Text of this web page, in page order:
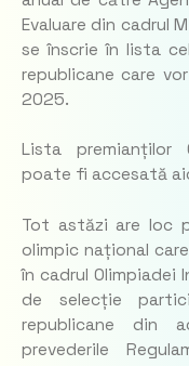
Evaluare din cadrul
se înscrie în lista
republicane care
2025.
Lista premianților
poate fi accesată
Tot astăzi are loc
olimpic național
în cadrul Olimpiadei
de selecție
republicane din
prevederile